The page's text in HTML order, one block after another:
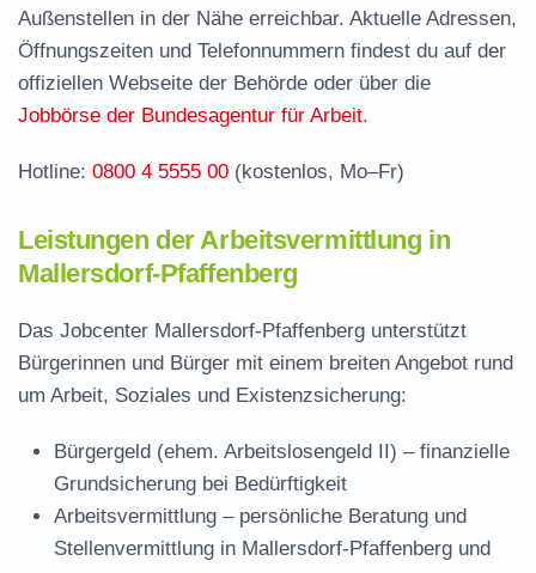
Jobcenter Straubing-Bogen – zuständige
Stelle
Stellenangebote und Jobbörse in Mallersdorf-
Häufige Fragen rund ums Jobcenter
Außenstellen in der Nähe erreichbar. Aktuelle Adressen,
Öffnungszeiten und Telefonnummern findest du auf der
offiziellen Webseite der Behörde oder über die
Jobbörse der Bundesagentur für Arbeit.
Hotline: 0800 4 5555 00 (kostenlos, Mo–Fr)
Leistungen der Arbeitsvermittlung in
Mallersdorf-Pfaffenberg
Das Jobcenter Mallersdorf-Pfaffenberg unterstützt
Bürgerinnen und Bürger mit einem breiten Angebot rund
um Arbeit, Soziales und Existenzsicherung:
Bürgergeld (ehem. Arbeitslosengeld II) – finanzielle
Grundsicherung bei Bedürftigkeit
Arbeitsvermittlung – persönliche Beratung und
Stellenvermittlung in Mallersdorf-Pfaffenberg und